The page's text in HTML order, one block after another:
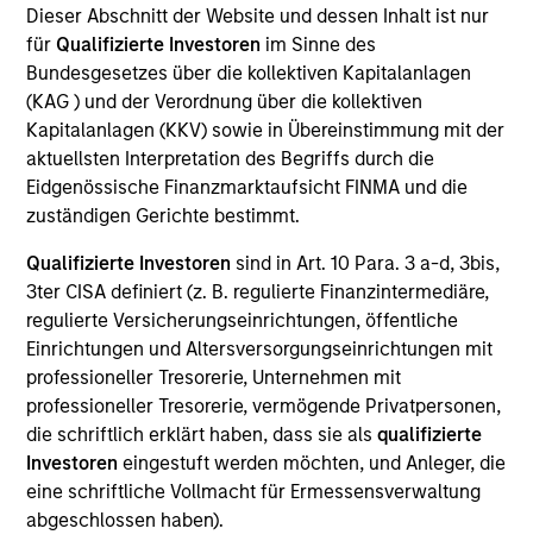
Dieser Abschnitt der Website und dessen Inhalt ist nur
für Qualifizierte Investoren im Sinne des
Bundesgesetzes über die kollektiven Kapitalanlagen
(KAG ) und der Verordnung über die kollektiven
Kapitalanlagen (KKV) sowie in Übereinstimmung mit der
aktuellsten Interpretation des Begriffs durch die
Eidgenössische Finanzmarktaufsicht FINMA und die
zuständigen Gerichte bestimmt.
Qualifizierte Investoren sind in Art. 10 Para. 3 a-d, 3bis,
3ter CISA definiert (z. B. regulierte Finanzintermediäre,
regulierte Versicherungseinrichtungen, öffentliche
Einrichtungen und Altersversorgungseinrichtungen mit
professioneller Tresorerie, Unternehmen mit
professioneller Tresorerie, vermögende Privatpersonen,
die schriftlich erklärt haben, dass sie alsqualifizierte
Investoren eingestuft werden möchten, und Anleger, die
eine schriftliche Vollmacht für Ermessensverwaltung
abgeschlossen haben).
United States
Invested on
Aug 1998
Transaction Type
First Institutional
Realization Date
Oct 2014
Develops unified communication and mobile collaboration
solutions.